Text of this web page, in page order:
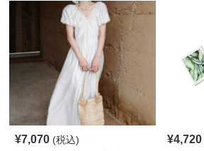
¥7,070 (税込) ¥4,720